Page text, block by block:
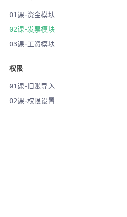
01课-资金模块
02课-发票模块
03课-工资模块
权限
01课-旧账导入
02课-权限设置